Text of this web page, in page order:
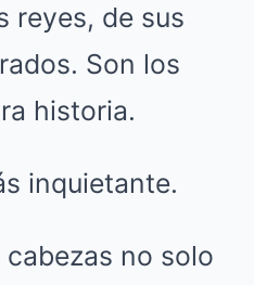
reyes, de sus
Son los
historia.
inquietante.
no solo